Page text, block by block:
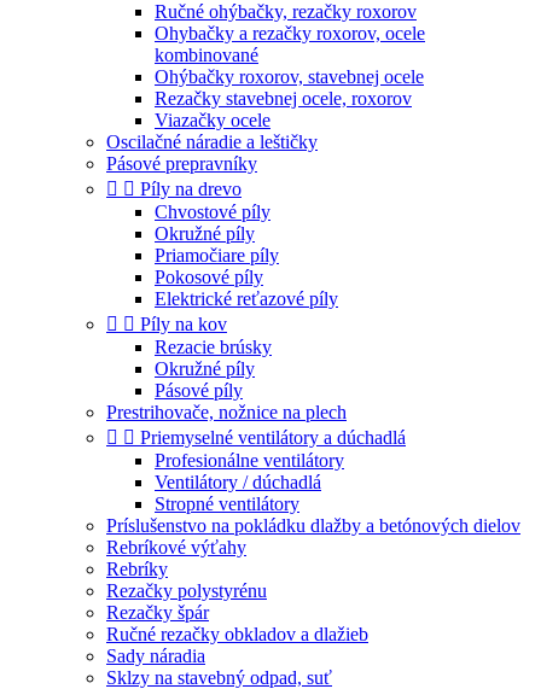
Ručné ohýbačky, rezačky roxorov
Ohybačky a rezačky roxorov, ocele
kombinované
Ohýbačky roxorov, stavebnej ocele
Rezačky stavebnej ocele, roxorov
Viazačky ocele
Oscilačné náradie a leštičky
Pásové prepravníky
  Píly na drevo
Chvostové píly
Okružné píly
Priamočiare píly
Pokosové píly
Elektrické reťazové píly
  Píly na kov
Rezacie brúsky
Okružné píly
Pásové píly
Prestrihovače, nožnice na plech
  Priemyselné ventilátory a dúchadlá
Profesionálne ventilátory
Ventilátory / dúchadlá
Stropné ventilátory
Príslušenstvo na pokládku dlažby a betónových dielov
Rebríkové výťahy
Rebríky
Rezačky polystyrénu
Rezačky špár
Ručné rezačky obkladov a dlažieb
Sady náradia
Sklzy na stavebný odpad, suť